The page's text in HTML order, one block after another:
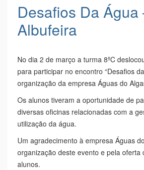
Desafios Da Água
Albufeira
No dia 2 de março a turma 8ºC
para participar no encontro “Desafios
organização da empresa Águas do
Os alunos tiveram a oportunidade de
diversas oficinas relacionadas com a
utilização da água.
Um agradecimento à empresa Águas
organização deste evento e pela oferta
alunos.